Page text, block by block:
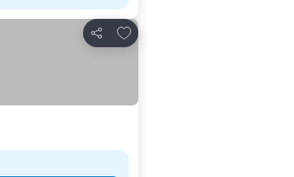
Κοινοποίηση
Προσθήκη στα αγαπημένα